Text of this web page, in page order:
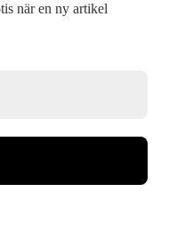
när en ny artikel